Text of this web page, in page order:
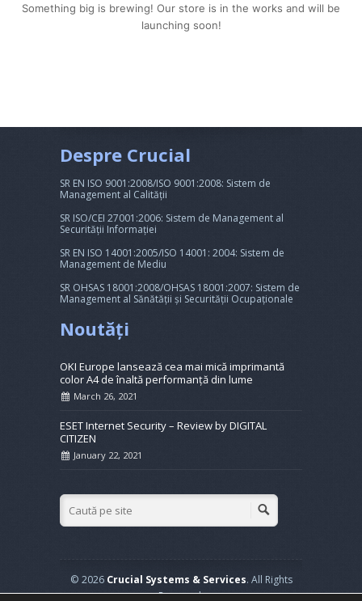
Something big is brewing! Our store is in the works and will be
launching soon!
Despre Crucial
SR EN ISO 9001:2008/ISO 9001:2008: Sistem de
Management al Calității
SR ISO/CEI 27001:2006: Sistem de Management al
Securității Informației
SR EN ISO 14001:2005/ISO 14001: 2004: Sistem de
Management de Mediu
SR OHSAS 18001:2008/OHSAS 18001:2007: Sistem de
Management al Sănătății și Securității Ocupaționale
Noutăți
OKI Europe lansează cea mai mică imprimantă
color A4 de înaltă performanță din lume
March 26, 2021
ESET Internet Security – Review by DIGITAL
CITIZEN
January 22, 2021
© 2026 Crucial Systems & Services. All Rights
Reserved.